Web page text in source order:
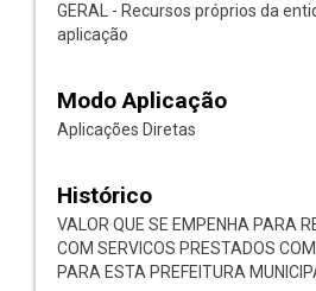
GERAL - Recursos próprios da
aplicação
Modo Aplicação
Aplicações Diretas
Histórico
VALOR QUE SE EMPENHA PARA
COM SERVICOS PRESTADOS
PARA ESTA PREFEITURA